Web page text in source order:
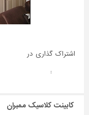
اشتراک گذاری در
:
کابینت کلاسیک ممبران